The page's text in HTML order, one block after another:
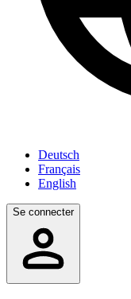
Deutsch
Français
English
Se connecter